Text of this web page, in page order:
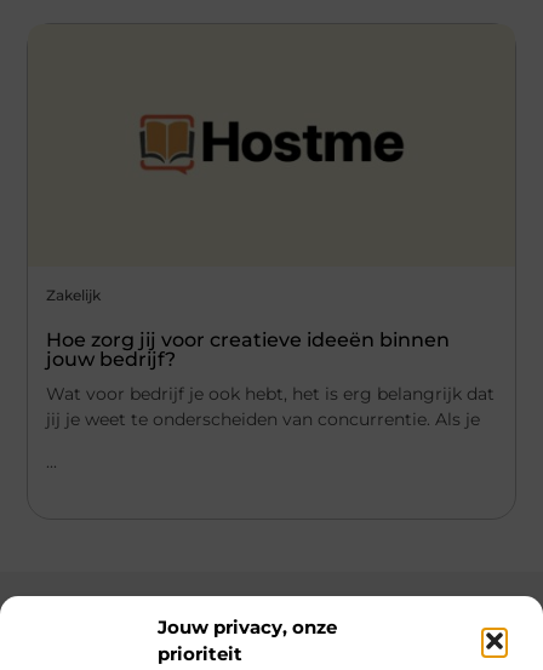
Jouw privacy, onze
prioriteit
Zakelijk
Hoe zorg jij voor creatieve ideeën binnen
jouw bedrijf?
Wat voor bedrijf je ook hebt, het is erg belangrijk dat
jij je weet te onderscheiden van concurrentie. Als je
...